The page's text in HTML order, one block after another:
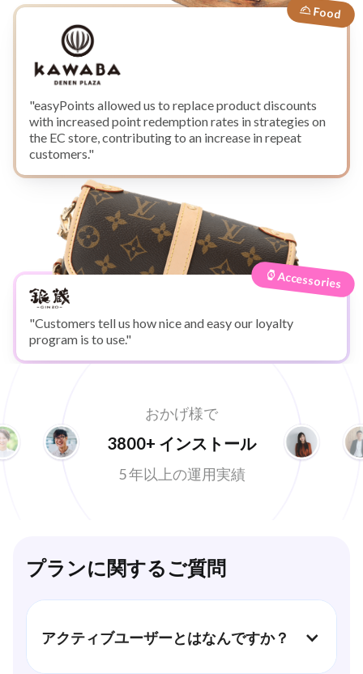
"easyPoints allowed us to replace product discounts
with increased point redemption rates in strategies on
the EC store, contributing to an increase in repeat
customers."
Food
"Customers tell us how nice and easy our loyalty
program is to use."
Accessories
おかげ様で
3800+ インストール
5 年以上の運用実績
プランに関するご質問
アクティブユーザーとはなんですか？